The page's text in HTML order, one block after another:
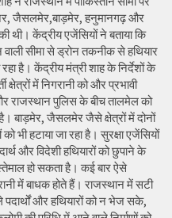
जैसलमेर,बाड़मेर, हनुमानगढ़ और
थी। केंद्रीय एजेंसियों ने बताया कि
सीमा से ड्रोन तकनीक से हथियार
है। केंद्रीय मंत्री शाह के निर्देशों के
क्षेत्रों में निगरानी को और प्रभावी
राजस्थान पुलिस के बीच तालमेल को
बाड़मेर, जैसलमेर जैसे क्षेत्रों में दोनों
भी हटाया जा रहा है। सुरक्षा एजेंसियों
और विदेशी हथियारों को छुपाने के
हो सकता है। कई बार ऐसे
में बाधक होते हैं। राजस्थान में सटी
पदार्थों और हथियारों को न भेज सके,